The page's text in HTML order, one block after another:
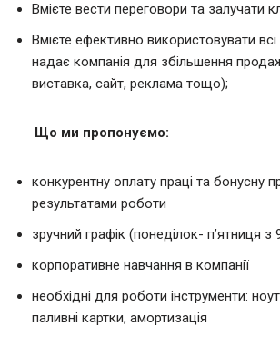
Вмієте вести переговори та залучати
Вмієте ефективно використовувати всі
надає компанія для збільшення
виставка, сайт, реклама тощо);
Що ми пропонуємо:
конкурентну оплату праці та бонусну
результатами роботи
зручний графік (понеділок- п’ятниця з
корпоративне навчання в компанії
необхідні для роботи інструменти:
паливні картки, амортизація